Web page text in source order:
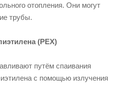
отопления. Они могут
трубы.
(PEX)
путём спаивания
с помощью излучения